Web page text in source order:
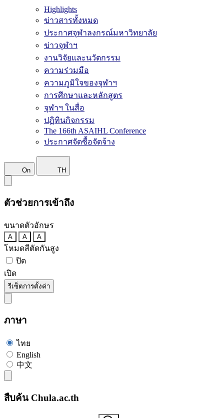
Highlights
ข่าวสารทั้งหมด
ประกาศจุฬาลงกรณ์มหาวิทยาลัย
ข่าวจุฬาฯ
งานวิจัยและนวัตกรรม
ความร่วมมือ
ความภูมิใจของจุฬาฯ
การศึกษาและหลักสูตร
จุฬาฯ ในสื่อ
ปฏิทินกิจกรรม
The 166th ASAIHL Conference
ประกาศจัดซื้อจัดจ้าง
On TH
ตัวช่วยการเข้าถึง
ขนาดตัวอักษร
A A A
โหมดสีตัดกันสูง
ปิด
เปิด
รีเซ็ตการตั้งค่า
ภาษา
ไทย
English
中文
สืบค้น Chula.ac.th